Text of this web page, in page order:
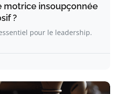
motrice insoupçonnée
?
pour le leadership.